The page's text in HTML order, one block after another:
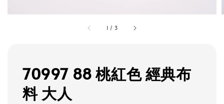
1 / 3
70997 88 桃紅色 經典布
料 大人